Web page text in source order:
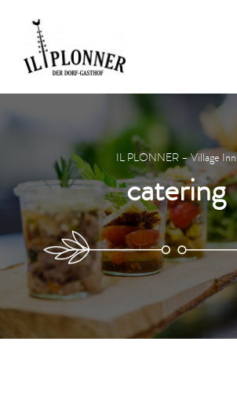
IL PLONNER – Village Inn
catering